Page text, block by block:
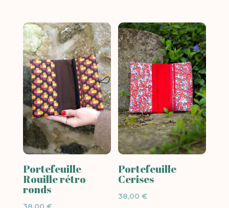
Portefeuille
Rouille rétro
ronds
Portefeuille
Cerises
38,00€